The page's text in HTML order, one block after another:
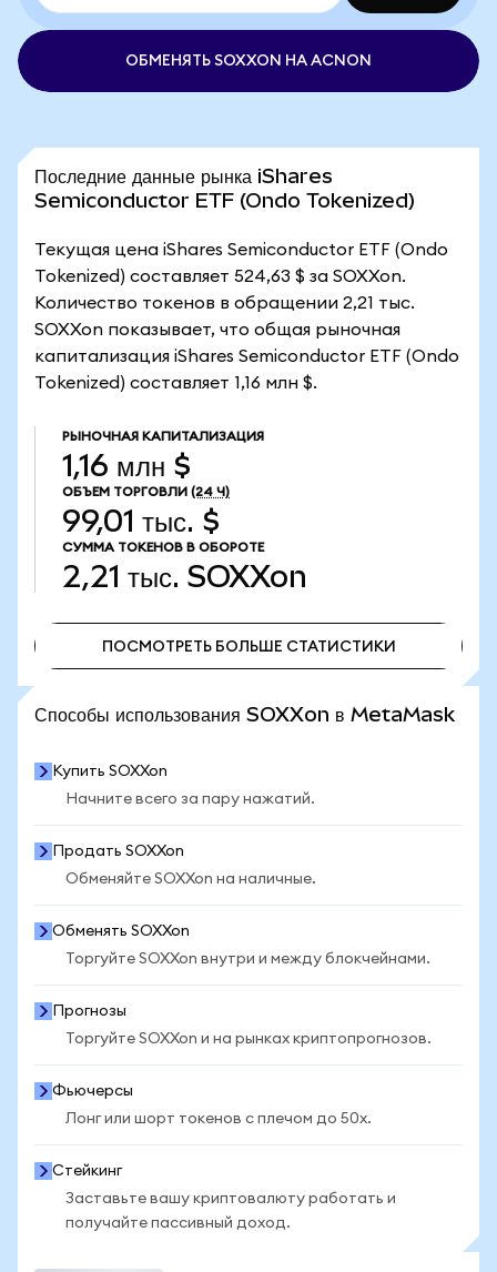
ОБМЕНЯТЬ SOXXON НА ACNON
Последние данные рынка iShares
Semiconductor ETF (Ondo Tokenized)
Текущая цена iShares Semiconductor ETF (Ondo
Tokenized) составляет 524,63 $ за SOXXon.
Количество токенов в обращении 2,21 тыс.
SOXXon показывает, что общая рыночная
капитализация iShares Semiconductor ETF (Ondo
Tokenized) составляет 1,16 млн $.
РЫНОЧНАЯ КАПИТАЛИЗАЦИЯ
1,16 млн $
ОБЪЕМ ТОРГОВЛИ (24 Ч)
99,01 тыс. $
СУММА ТОКЕНОВ В ОБОРОТЕ
2,21 тыс. SOXXon
ПОСМОТРЕТЬ БОЛЬШЕ СТАТИСТИКИ
Способы использования SOXXon в MetaMask
Купить SOXXon
Начните всего за пару нажатий.
Продать SOXXon
Обменяйте SOXXon на наличные.
Обменять SOXXon
Торгуйте SOXXon внутри и между блокчейнами.
Прогнозы
Торгуйте SOXXon и на рынках криптопрогнозов.
Фьючерсы
Лонг или шорт токенов с плечом до 50x.
Стейкинг
Заставьте вашу криптовалюту работать и
получайте пассивный доход.